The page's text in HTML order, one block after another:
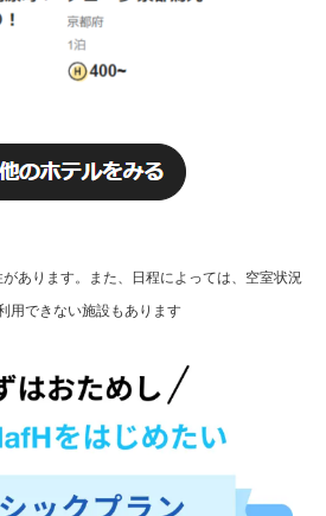
あります。また、日程によっては、空室状況
用できない施設もあります